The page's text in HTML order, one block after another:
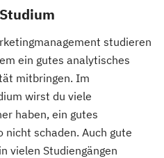
studieren
ein gutes analytisches
mitbringen. Im
wirst du viele
haben, ein gutes
nicht schaden. Auch gute
vielen Studiengängen